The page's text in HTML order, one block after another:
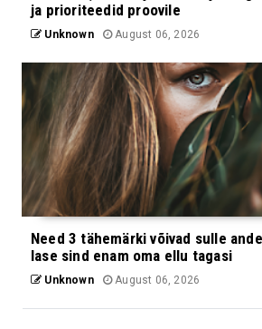
ja prioriteedid proovile
Unknown August 06, 2026
Need 3 tähemärki võivad sulle
lase sind enam oma ellu tagasi
Unknown August 06, 2026